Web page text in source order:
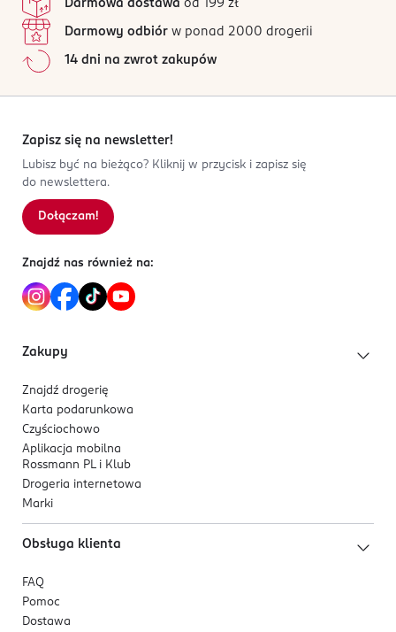
FLOWER/LEAF/STEM EXTRACT, NYMPHAEA ALBA
FLOWER EXTRACT, SODIUM BENZOATE, DEHYDROACETIC
ACID, LINALOOL, BENZYL SALICYLATE.
OSOBA/PODMIOT ODPOWIEDZIALNY
ROSSMANN SDP SP. z o.o.
91-222 Łódź
Kod EAN
Darmowa dostawa od 199 zł
Darmowy odbiór w ponad 2000 drogerii
14 dni na zwrot zakupów
Zapisz się na newsletter!
Lubisz być na bieżąco? Kliknij w przycisk i zapisz się
do newslettera.
Dołączam!
Znajdź nas również na:
Zakupy
Znajdź drogerię
Karta podarunkowa
Czyściochowo
Aplikacja mobilna
Rossmann PL i Klub
Drogeria internetowa
Marki
Obsługa klienta
FAQ
Pomoc
Dostawa